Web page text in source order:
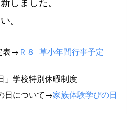
。
表→ Ｒ８_草小年間行事予定
」学校特別休暇制度
について→家族体験学びの日